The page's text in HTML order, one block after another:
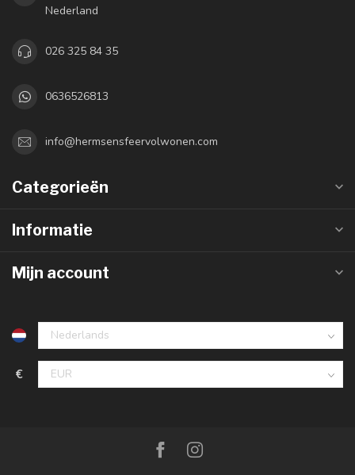
Nederland
026 325 84 35
0636526813
info@hermsensfeervolwonen.com
Categorieën
Informatie
Mijn account
€